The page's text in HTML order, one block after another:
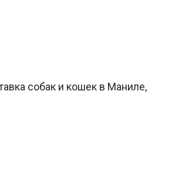
собак и кошек в Маниле,